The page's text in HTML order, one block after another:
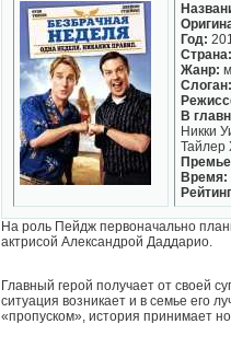
Год:
Страна:
Жанр:
Слоган:
В
Никки
Тайлер
Время:
На роль Пейдж первоначально
актрисой Александрой Даддарио.
Главный герой получает от своей
ситуация возникает и в семье его
«пропуском», история принимает